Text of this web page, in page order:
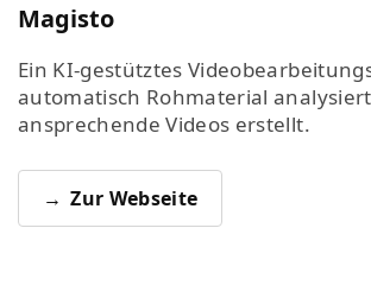
Magisto
Ein KI-gestütztes
automatisch Rohmaterial
ansprechende Videos erstellt.
Zur Webseite